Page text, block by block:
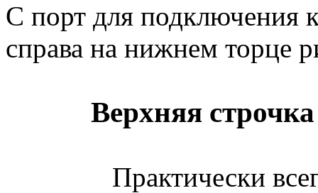
C порт для подключения
справа на нижнем торце
Верхняя
Практически всегда